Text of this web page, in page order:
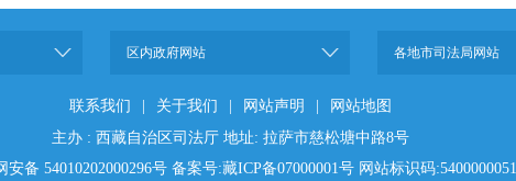
区内政府网站 各地市司法局网站
联系我们 | 关于我们 | 网站声明 |
网站地图
主办 : 西藏自治区司法厅 地址: 拉萨市慈松塘中路8号
安备 54010202000296号 备案号:藏ICP备07000001号 网站标识码:5400000051